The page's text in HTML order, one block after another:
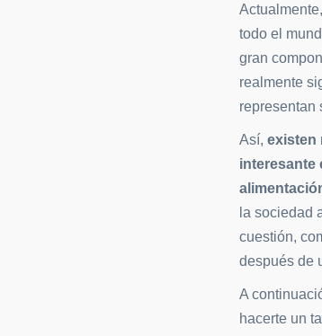
todo el
gran
realmente
representan
Así,existen
interesante
la sociedad
cuestión,
después de
A
hacerte un